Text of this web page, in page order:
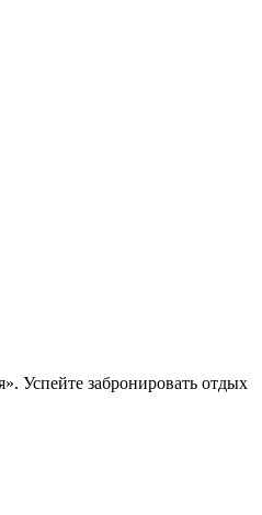
Успейте забронировать отдых